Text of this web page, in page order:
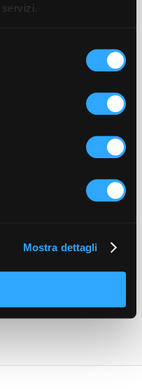
Mostra dettagli
Zimmer gründlich
und unbeschwertem
servieren wir abends
und ein Dessert,
Zutaten,
Region und dem
bewusste
und genieße die
bewahrt und sie